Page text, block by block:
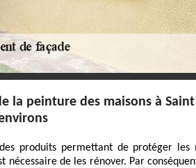
la peinture des maisons à
produits permettant de protéger
nécessaire de les rénover. Par